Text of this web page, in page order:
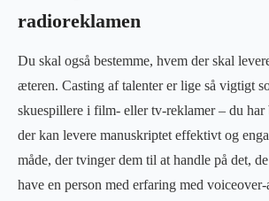
radioreklamen
Du skal også bestemme, hvem der skal
æteren. Casting af talenter er lige så vigtigt
skuespillere i film- eller tv-reklamer – du har
der kan levere manuskriptet effektivt og
måde, der tvinger dem til at handle på det,
have en person med erfaring med voiceover-